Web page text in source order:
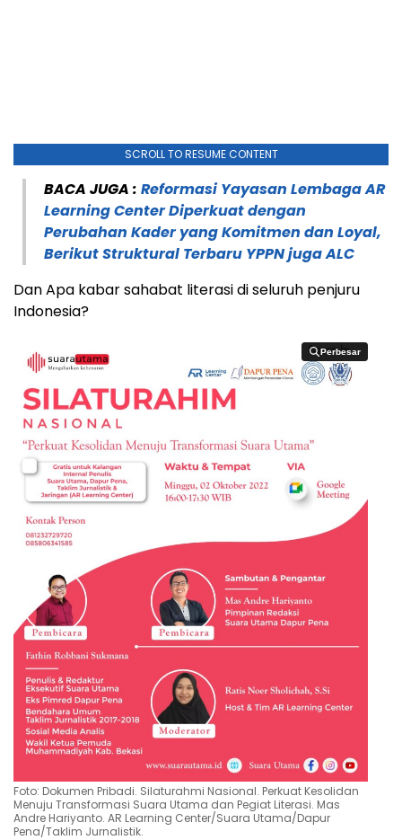
SCROLL TO RESUME CONTENT
BACA JUGA : Reformasi Yayasan Lembaga AR
Learning Center Diperkuat dengan
Perubahan Kader yang Komitmen dan Loyal,
Berikut Struktural Terbaru YPPN juga ALC
Dan Apa kabar sahabat literasi di seluruh penjuru
Indonesia?
Perbesar
Perbesar
Foto: Dokumen Pribadi. Silaturahmi Nasional. Perkuat Kesolidan
Menuju Transformasi Suara Utama dan Pegiat Literasi. Mas
Andre Hariyanto. AR Learning Center/Suara Utama/Dapur
Pena/Taklim Jurnalistik.